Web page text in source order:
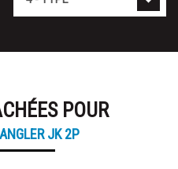
POUR
JK 2P